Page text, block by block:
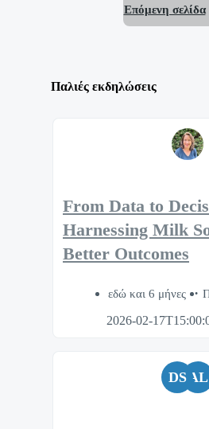
Επόμενη σελίδα
Παλιές εκδηλώσεις
From Data to
Harnessing Milk
Better Outcomes
εδώ και 6 μήνες
2026-02-
DS AL